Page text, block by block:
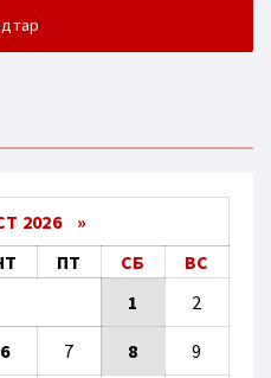
2026 »
ПТ СБ
ВС
1
2
6 7 8 9